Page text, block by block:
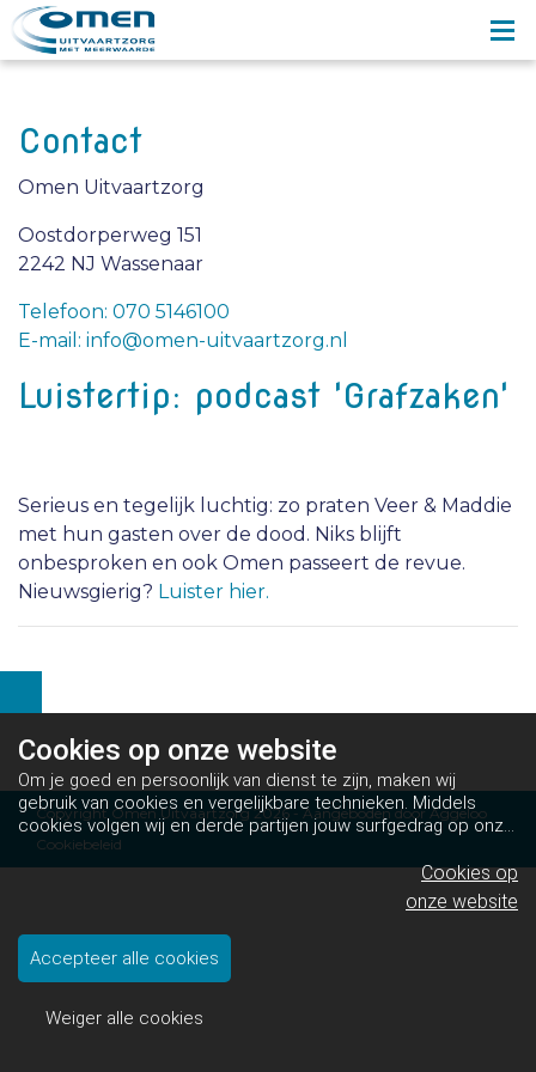
Contact
Omen Uitvaartzorg
Oostdorperweg 151
2242 NJ Wassenaar
Telefoon: 070 5146100
E-mail: info@omen-uitvaartzorg.nl
Luistertip: podcast 'Grafzaken'
Serieus en tegelijk luchtig: zo praten Veer & Maddie
met hun gasten over de dood. Niks blijft
onbesproken en ook Omen passeert de revue.
Nieuwsgierig? Luister hier.
Copyright Omen Uitvaartzorg 2026 - Aangeboden doorAggeloo
Cookiebeleid
Cookies op onze website
Om je goed en persoonlijk van dienst te zijn, maken wij
gebruik van cookies en vergelijkbare technieken. Middels
cookies volgen wij en derde partijen jouw surfgedrag op onze
website. Hiermee tonen wij gepersonaliseerde advertenties
en dit maakt het voor jou mogelijk om informatie te delen via
Cookies op
onze website
Accepteer alle cookies
Weiger alle cookies